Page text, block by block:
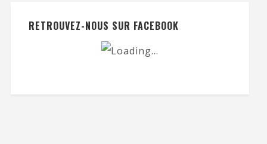
RETROUVEZ-NOUS SUR FACEBOOK